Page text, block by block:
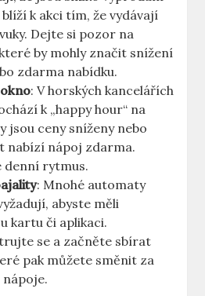
blíží k akci tím, že vydávají
Dejte si pozor na
by mohly značit snížení
zdarma nabídku.
: V horských kancelářích
k „happy hour“ na
jsou ceny sníženy nebo
nabízí nápoj zdarma.
denní rytmus.
: Mnohé automaty
abyste měli
kartu či aplikaci.
se a začněte sbírat
pak můžete směnit za